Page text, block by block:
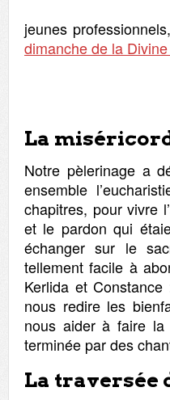
jeunes
dimanche de la
La
Notre pèlerinage a
ensemble
chapitres, pour vivre
et le pardon qui
échanger sur le
tellement facile à
Kerlida et
nous redire les
nous aider à faire
terminée par des
La traversée